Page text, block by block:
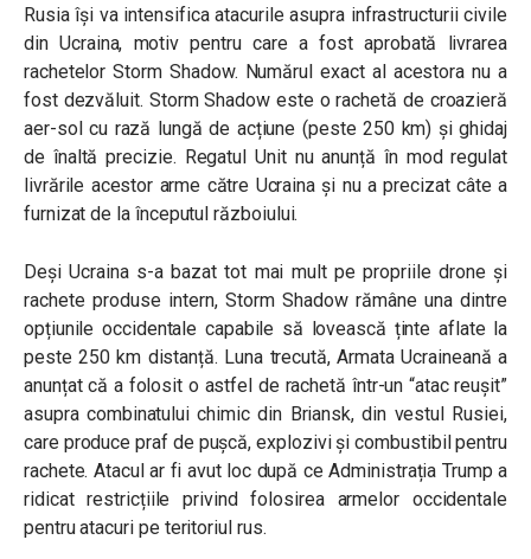
Rusia își va intensifica atacurile asupra infrastructurii civile
din Ucraina, motiv pentru care a fost aprobată livrarea
rachetelor Storm Shadow. Numărul exact al acestora nu a
fost dezvăluit. Storm Shadow este o rachetă de croazieră
aer-sol cu rază lungă de acțiune (peste 250 km) și ghidaj
de înaltă precizie. Regatul Unit nu anunță în mod regulat
livrările acestor arme către Ucraina și nu a precizat câte a
furnizat de la începutul războiului.
Deși Ucraina s-a bazat tot mai mult pe propriile drone și
rachete produse intern, Storm Shadow rămâne una dintre
opțiunile occidentale capabile să lovească ținte aflate la
peste 250 km distanță. Luna trecută, Armata Ucraineană a
anunțat că a folosit o astfel de rachetă într-un “atac reușit”
asupra combinatului chimic din Briansk, din vestul Rusiei,
care produce praf de pușcă, explozivi și combustibil pentru
rachete. Atacul ar fi avut loc după ce Administrația Trump a
ridicat restricțiile privind folosirea armelor occidentale
pentru atacuri pe teritoriul rus.